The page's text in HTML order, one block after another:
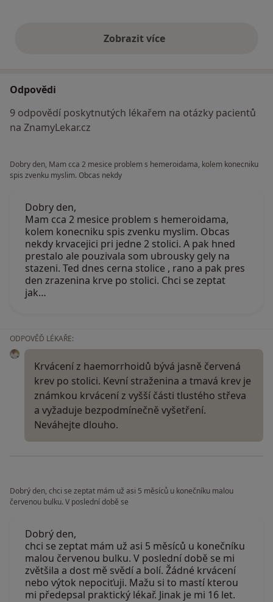
Zobrazit vícevýše uvedené názory
Odpovědi
9 odpovědí poskytnutých lékařem na otázky pacientů
na ZnamyLekar.cz
Dobry den, Mam cca 2 mesice problem s hemeroidama, kolem konecniku
spis zvenku myslim. Obcas nekdy
Dobry den,
Mam cca 2 mesice problem s hemeroidama,
kolem konecniku spis zvenku myslim. Obcas
nekdy krvacejici pri jedne 2 stolici. A pak hned
prestalo ale pouzivala som ubrousky gely na
stazeni. Ted dnes cerna stolice , rano a pak pres
den zrazenina krve po stolici. Chci se zeptat
jak…
ODPOVĚĎ LÉKAŘE:
Krvácení z haemorrhoidů bývá jasně červená
krev po stolici. Kevní straženina a tmavá krev je
známkou krvácení z vyšší části tlustého střeva
a vyžaduje bezpodmínečně vyšetření.
Neváhejte dlouho.
Dobrý den, chci se zeptat mám už asi 5 měsíců u konečníku malou
červenou bulku. V poslední době se
Dobrý den,
chci se zeptat mám už asi 5 měsíců u konečníku
malou červenou bulku. V poslední době se mi
zvětšila a dost mě svědí a bolí. Žádné krvácení
nebo výtok nepociťuji. Mažu si to mastí kterou
mi předepsal praktický lékař. Jinak je mi 16 let.